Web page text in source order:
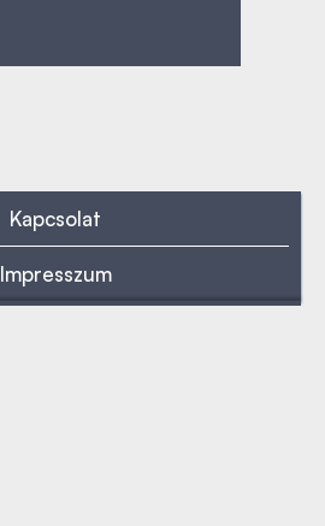
Kapcsolat
Impresszum